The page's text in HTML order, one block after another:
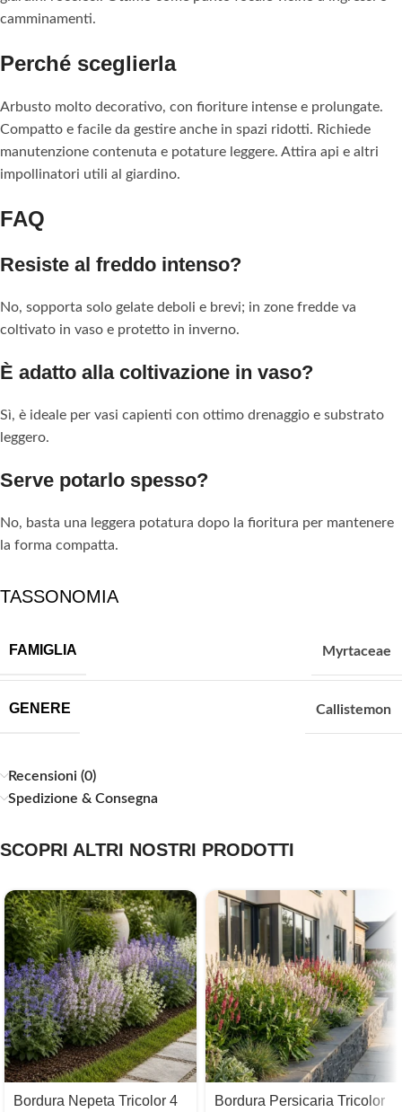
camminamenti.
Perché sceglierla
Arbusto molto decorativo, con fioriture intense e prolungate.
Compatto e facile da gestire anche in spazi ridotti. Richiede
manutenzione contenuta e potature leggere. Attira api e altri
impollinatori utili al giardino.
FAQ
Resiste al freddo intenso?
No, sopporta solo gelate deboli e brevi; in zone fredde va
coltivato in vaso e protetto in inverno.
È adatto alla coltivazione in vaso?
Sì, è ideale per vasi capienti con ottimo drenaggio e substrato
leggero.
Serve potarlo spesso?
No, basta una leggera potatura dopo la fioritura per mantenere
la forma compatta.
TASSONOMIA
FAMIGLIA Myrtaceae
GENERE Callistemon
Recensioni (0)
Spedizione & Consegna
SCOPRI ALTRI NOSTRI PRODOTTI
Bordura Nepeta Tricolor 4
Bordura Persicaria Tricolor